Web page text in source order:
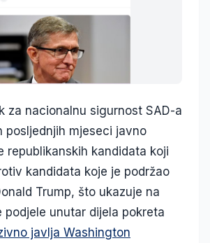
za nacionalnu sigurnost SAD-a
posljednjih mjeseci javno
republikanskih kandidata koji
kandidata koje je podržao
Trump, što ukazuje na
podjele unutar dijela pokreta
javlja Washington